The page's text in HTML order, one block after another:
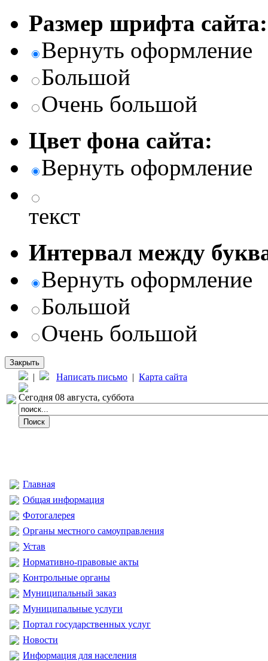
Размер шрифта сайта:
Вернуть оформление
Большой
Очень большой
Цвет фона сайта:
Вернуть оформление
текст
Интервал между
Вернуть оформление
Большой
Очень большой
Закрыть
| Написать письмо | Карта сайта
Сегодня 08 августа, суббота
Главная
Общая информация
Фотогалерея
Органы местного самоуправления
Устав
Нормативно-правовые акты
Контрольные органы
Муниципальный заказ
Муниципальные услуги
Портал государственных услуг
Новости
Информация для населения